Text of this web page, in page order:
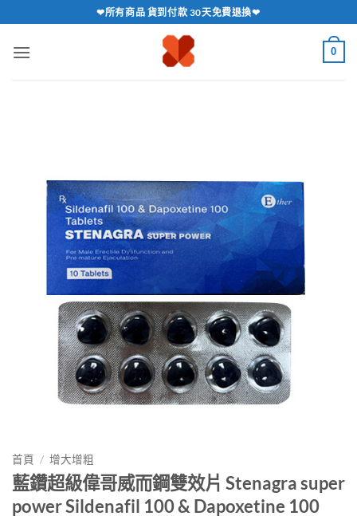
轉
❤所有商品 貨到付款 30天免費退換❤
0
首頁 / 增大增粗
藍鑽超級偉哥威而鋼雙效片 Stenagra super
power Sildenafil 100 & Dapoxetine 100